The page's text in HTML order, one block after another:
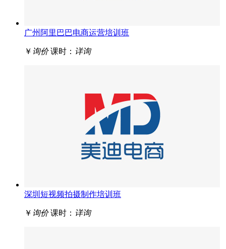
广州阿里巴巴电商运营培训班
￥ 询价 课时： 详询
深圳短视频拍摄制作培训班
￥ 询价 课时： 详询